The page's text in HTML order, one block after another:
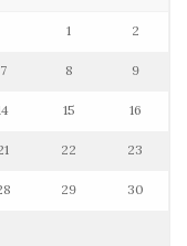
1 2
7 8 9
15 16
22 23
29 30